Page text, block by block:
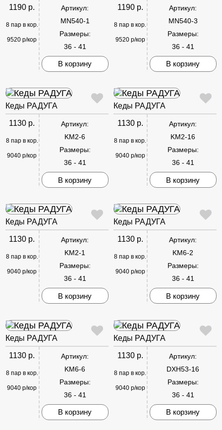
1190 р.
8 пар в кор.
9520 р/кор
Артикул:
MN540-1
Размеры:
36 - 41
В корзину
1190 р.
8 пар в кор.
9520 р/кор
Артикул:
MN540-3
Размеры:
36 - 41
В корзину
Кеды РАДУГА
1130 р.
8 пар в кор.
9040 р/кор
Артикул:
KM2-6
Размеры:
36 - 41
В корзину
Кеды РАДУГА
1130 р.
8 пар в кор.
9040 р/кор
Артикул:
KM2-16
Размеры:
36 - 41
В корзину
Кеды РАДУГА
1130 р.
8 пар в кор.
9040 р/кор
Артикул:
KM2-1
Размеры:
36 - 41
В корзину
Кеды РАДУГА
1130 р.
8 пар в кор.
9040 р/кор
Артикул:
KM6-2
Размеры:
36 - 41
В корзину
Кеды РАДУГА
1130 р.
8 пар в кор.
9040 р/кор
Артикул:
KM6-6
Размеры:
36 - 41
В корзину
Кеды РАДУГА
1130 р.
8 пар в кор.
9040 р/кор
Артикул:
DXH53-16
Размеры:
36 - 41
В корзину